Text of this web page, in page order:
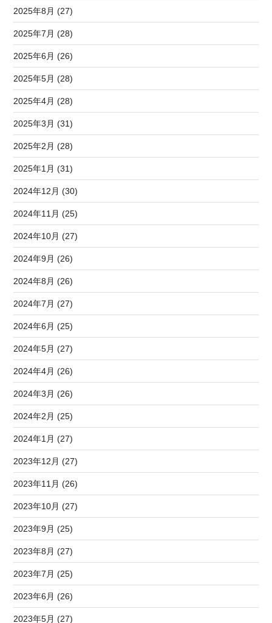
2025年8月 (27)
2025年7月 (28)
2025年6月 (26)
2025年5月 (28)
2025年4月 (28)
2025年3月 (31)
2025年2月 (28)
2025年1月 (31)
2024年12月 (30)
2024年11月 (25)
2024年10月 (27)
2024年9月 (26)
2024年8月 (26)
2024年7月 (27)
2024年6月 (25)
2024年5月 (27)
2024年4月 (26)
2024年3月 (26)
2024年2月 (25)
2024年1月 (27)
2023年12月 (27)
2023年11月 (26)
2023年10月 (27)
2023年9月 (25)
2023年8月 (27)
2023年7月 (25)
2023年6月 (26)
2023年5月 (27)